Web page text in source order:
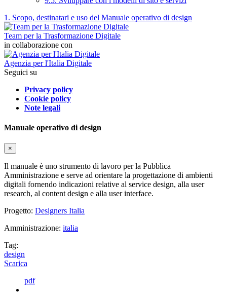
1. Scopo, destinatari e uso del Manuale operativo di design
Team per la Trasformazione Digitale
in collaborazione con
Agenzia per l'Italia Digitale
Seguici su
Privacy policy
Cookie policy
Note legali
Manuale operativo di design
×
Il manuale è uno strumento di lavoro per la Pubblica
Amministrazione e serve ad orientare la progettazione di ambienti
digitali fornendo indicazioni relative al service design, alla user
research, al content design e alla user interface.
Progetto: Designers Italia
Amministrazione: italia
Tag:
design
Scarica
pdf